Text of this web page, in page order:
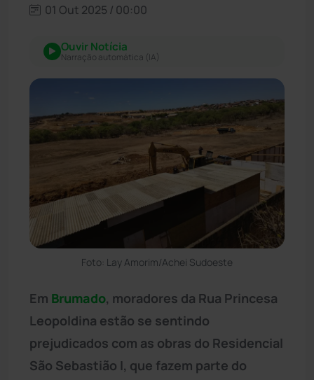
01 Out 2025 / 00:00
Ouvir Notícia
Narração automática (IA)
Foto: Lay Amorim/Achei Sudoeste
Em Brumado, moradores da Rua Princesa
Leopoldina estão se sentindo
prejudicados com as obras do Residencial
São Sebastião I, que fazem parte do